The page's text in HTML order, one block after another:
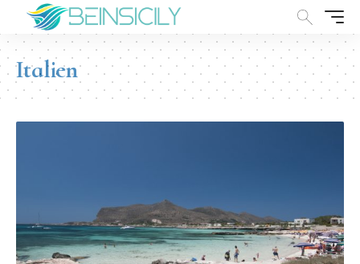
Italien